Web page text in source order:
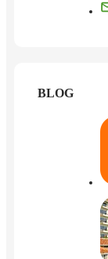
BLOG